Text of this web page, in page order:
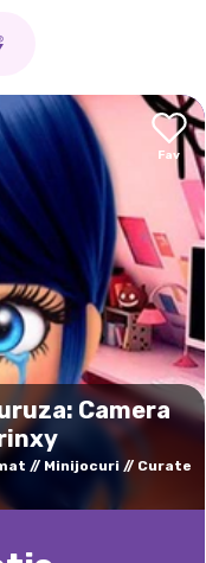
Camera
Minijocuri
Curate